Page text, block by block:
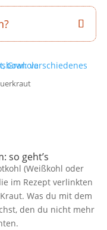
so geht’s
(Weißkohl oder
im Rezept verlinkten
Was du mit dem
den du nicht mehr